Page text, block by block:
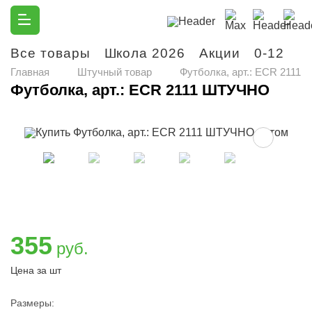
Все товары Школа 2026 Акции 0-12
Главная Штучный товар Футболка, арт.: ECR
Футболка, арт.: ECR 2111 ШТУЧНО
355 руб.
Цена за шт
Размеры: